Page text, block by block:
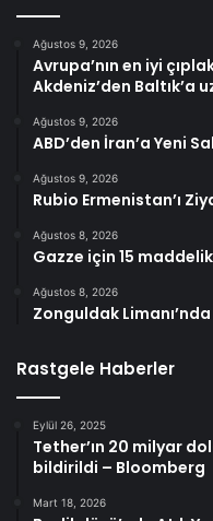
Ağustos 9, 2026
Avrupa’nın en iyi
Akdeniz’den Baltık’a
Ağustos 9, 2026
ABD’den İran’a Yeni
Ağustos 9, 2026
Rubio Ermenistan’ı
Ağustos 8, 2026
Gazze için 15
Ağustos 8, 2026
Zonguldak
Rastgele Haberler
Eylül 26, 2025
Tether’ın 20 milyar
bildirildi – Bloomberg
Mart 18, 2026